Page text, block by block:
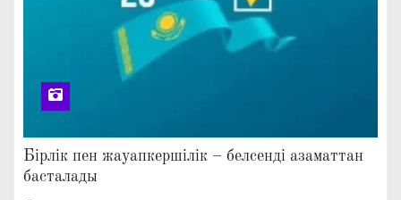
Бірлік пен жауапкершілік – белсенді азаматтан
басталады